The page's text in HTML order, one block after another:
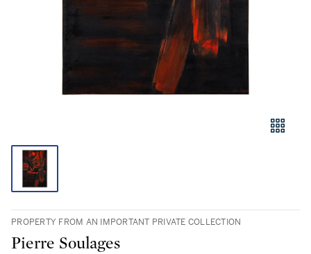
PROPERTY FROM AN IMPORTANT PRIVATE COLLECTION
Pierre Soulages